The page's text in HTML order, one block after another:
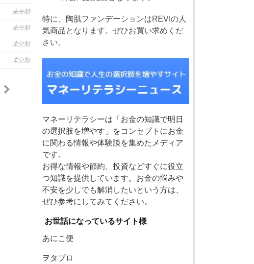
未分類
未分類
未分類
未分類
特に、陶肌ファンデーションはREVIの人
気商品となります。ぜひお買い求めくだ
さい。
マネーリテラシーは「お金の知識で明日
の選択肢を増やす」をコンセプトにお金
に関わる情報や体験談を集めたメディア
です。
お得な情報や節約、投資などすぐに役立
つ知識を提供しています。お金の悩みや
不安を少しでも解消したいという方は、
ぜひ参考にしてみてください。
お世話になっているサイト様
あにこ便
ヲタブロ